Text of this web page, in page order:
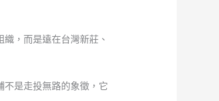
，而是遠在台灣新莊、
是走投無路的象徵，它